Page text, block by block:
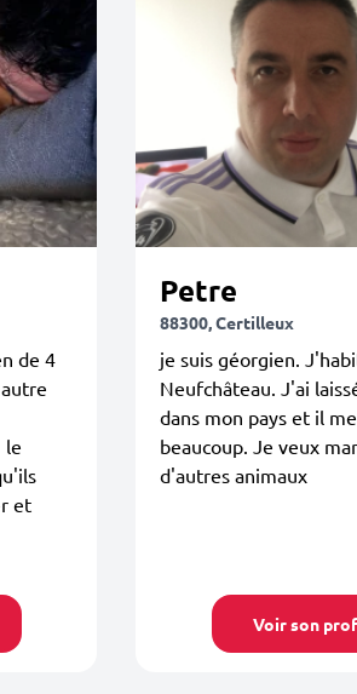
de 4
le
et
Petre
88300, Certilleux
je suis géorgien.
Neufchâteau. J'ai
dans mon pays et il
beaucoup. Je veux
d'autres animaux
Voir son